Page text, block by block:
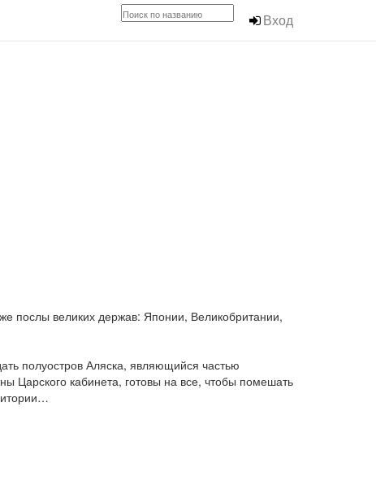
Вход
послы великих держав: Японии, Великобритании,
полуостров Аляска, являющийся частью
Царского кабинета, готовы на все, чтобы помешать